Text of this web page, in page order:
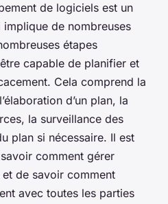
de logiciels est un
de nombreuses
étapes
capable de planifier et
Cela comprend la
d’un plan, la
la surveillance des
plan si nécessaire. Il est
comment gérer
de savoir comment
avec toutes les parties